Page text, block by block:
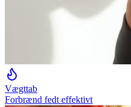
Vægttab
Forbrænd fedt effektivt